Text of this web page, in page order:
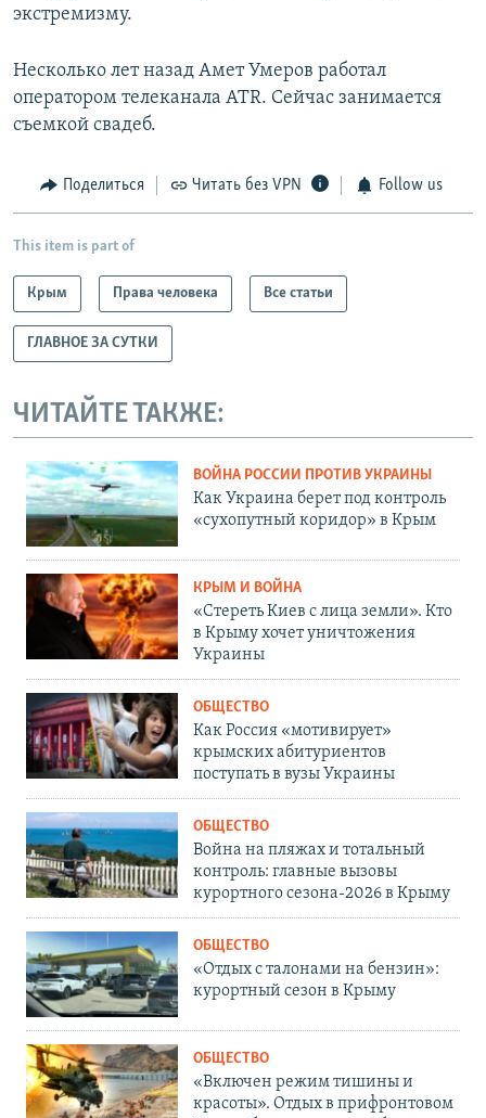
экстремизму.
Несколько лет назад Амет Умеров работал
оператором телеканала ATR. Сейчас занимается
съемкой свадеб.
Поделиться Читать без VPN Follow us
This item is part of
Крым Права человека Все статьи
ГЛАВНОЕ ЗА СУТКИ
ЧИТАЙТЕ ТАКЖЕ:
ВОЙНА РОССИИ ПРОТИВ УКРАИНЫ
Как Украина берет под контроль
«сухопутный коридор» в Крым
КРЫМ И ВОЙНА
«Стереть Киев с лица земли». Кто
в Крыму хочет уничтожения
Украины
ОБЩЕСТВО
Как Россия «мотивирует»
крымских абитуриентов
поступать в вузы Украины
ОБЩЕСТВО
Война на пляжах и тотальный
контроль: главные вызовы
курортного сезона-2026 в Крыму
ОБЩЕСТВО
«Отдых с талонами на бензин»:
курортный сезон в Крыму
ОБЩЕСТВО
«Включен режим тишины и
красоты». Отдых в прифронтовом